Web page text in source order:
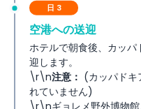
日 3
空港への送迎
ホテルで朝食後、カッ
迎します。
\r\n注意： (カッパドキ
れていません)
\r\nギョレメ野外博物館